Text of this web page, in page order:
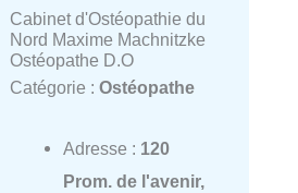
Cabinet d'Ostéopathie du
Nord Maxime Machnitzke
Ostéopathe D.O
Catégorie : Ostéopathe
Adresse : 120
Prom. de l'avenir,